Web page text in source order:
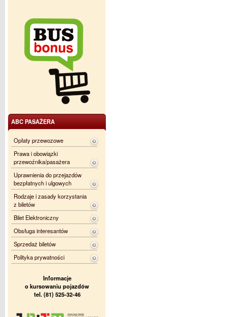
ABC PASAŻERA
Opłaty przewozowe
Prawa i obowiązki
przewoźnika/pasażera
Uprawnienia do przejazdów
bezpłatnych i ulgowych
Rodzaje i zasady korzystania
z biletów
Bilet Elektroniczny
Obsługa interesantów
Sprzedaż biletów
Polityka prywatności
Informacje
o kursowaniu pojazdów
tel. (81) 525-32-46